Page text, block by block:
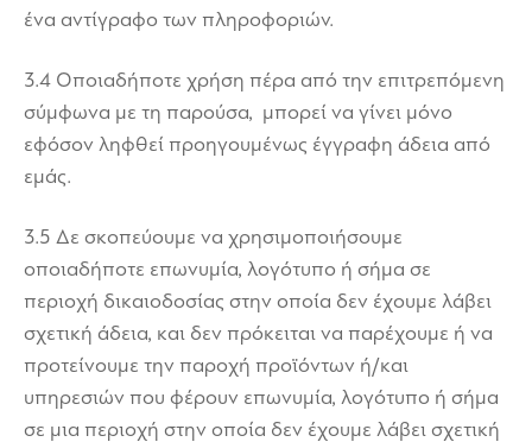
ένα αντίγραφο των πληροφοριών.
3.4 Οποιαδήποτε χρήση πέρα από την επιτρεπόμενη
σύμφωνα με τη παρούσα, μπορεί να γίνει μόνο
εφόσον ληφθεί προηγουμένως έγγραφη άδεια από
εμάς.
3.5 Δε σκοπεύουμε να χρησιμοποιήσουμε
οποιαδήποτε επωνυμία, λογότυπο ή σήμα σε
περιοχή δικαιοδοσίας στην οποία δεν έχουμε λάβει
σχετική άδεια, και δεν πρόκειται να παρέχουμε ή να
προτείνουμε την παροχή προϊόντων ή/και
υπηρεσιών που φέρουν επωνυμία, λογότυπο ή σήμα
σε μια περιοχή στην οποία δεν έχουμε λάβει σχετική